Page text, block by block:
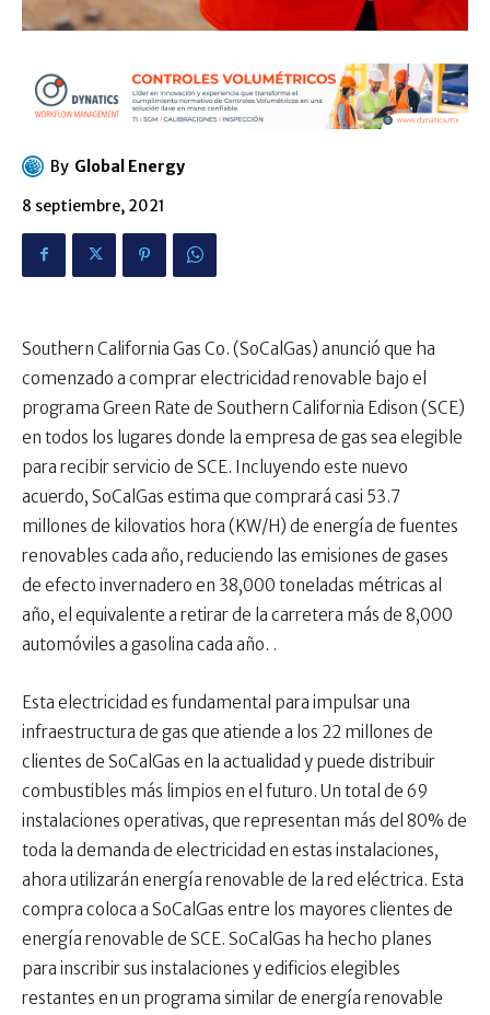
By Global Energy
8 septiembre, 2021
Southern California Gas Co. (SoCalGas) anunció que ha
comenzado a comprar electricidad renovable bajo el
programa Green Rate de Southern California Edison (SCE)
en todos los lugares donde la empresa de gas sea elegible
para recibir servicio de SCE. Incluyendo este nuevo
acuerdo, SoCalGas estima que comprará casi 53.7
millones de kilovatios hora (KW/H) de energía de fuentes
renovables cada año, reduciendo las emisiones de gases
de efecto invernadero en 38,000 toneladas métricas al
año, el equivalente a retirar de la carretera más de 8,000
automóviles a gasolina cada año. .
Esta electricidad es fundamental para impulsar una
infraestructura de gas que atiende a los 22 millones de
clientes de SoCalGas en la actualidad y puede distribuir
combustibles más limpios en el futuro. Un total de 69
instalaciones operativas, que representan más del 80% de
toda la demanda de electricidad en estas instalaciones,
ahora utilizarán energía renovable de la red eléctrica. Esta
compra coloca a SoCalGas entre los mayores clientes de
energía renovable de SCE. SoCalGas ha hecho planes
para inscribir sus instalaciones y edificios elegibles
restantes en un programa similar de energía renovable